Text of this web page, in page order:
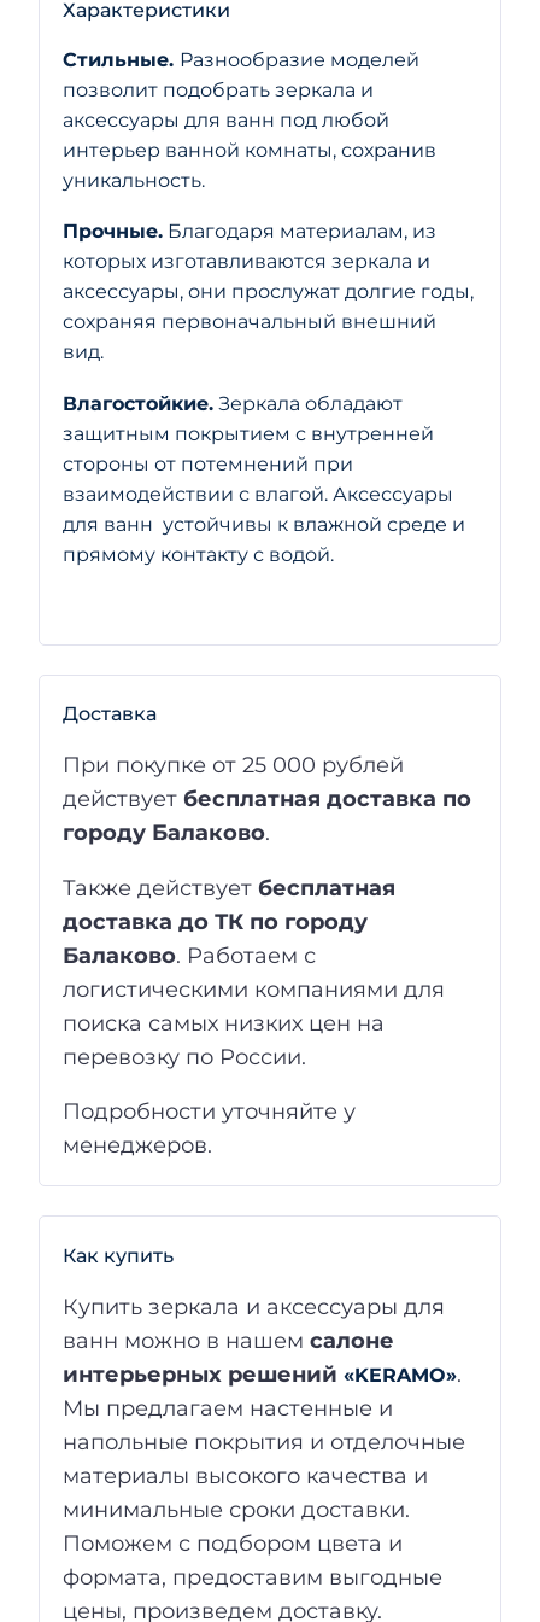
Характеристики
Стильные. Разнообразие моделей
позволит подобрать зеркала и
аксессуары для ванн под любой
интерьер ванной комнаты, сохранив
уникальность.
Прочные. Благодаря материалам, из
которых изготавливаются зеркала и
аксессуары, они прослужат долгие годы,
сохраняя первоначальный внешний
вид.
Влагостойкие. Зеркала обладают
защитным покрытием с внутренней
стороны от потемнений при
взаимодействии с влагой. Аксессуары
для ванн устойчивы к влажной среде и
прямому контакту с водой.
Доставка
При покупке от 25 000 рублей
действуетбесплатная доставка по
городу Балаково.
Также действуетбесплатная
доставка до ТК по городу
Балаково. Работаем с
логистическими компаниями для
поиска самых низких цен на
перевозку по России.
Подробности уточняйте у
менеджеров.
Как купить
Купить зеркала и аксессуары для
ванн можно в нашемсалоне
интерьерных решений«KERAMO».
Мы предлагаем настенные и
напольные покрытия и отделочные
материалы высокого качества и
минимальные сроки доставки.
Поможем с подбором цвета и
формата, предоставим выгодные
цены, произведем доставку.